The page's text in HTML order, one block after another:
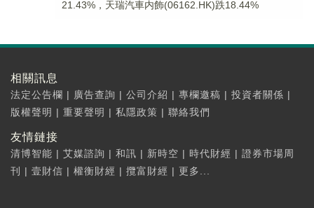
21.43%，天瑞汽車内飾(06162.HK)跌18.44%
相關訊息
法定公告欄 | 廣告查詢 | 公司介紹 | 專欄邀稿 | 投資者關係 |
版權聲明 | 重要聲明 | 私隱政策 | 聯絡我們
友情鏈接
清博智能 | 艾媒諮詢 | 和訊 | 新時空 | 時代財經 | 證券市場周
刊
| 壹財信 | 權衡財經 | 攬富財經 | 更多...